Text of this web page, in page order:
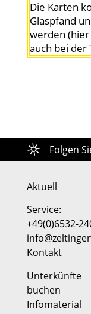
Glanz
für eine
Rachtig.
Folgen
Aktuell
Service:
+49(0)6532-
Kontakt
Unterkünfte
buchen
Infomaterial
Die Karten
Glaspfand
werden (hier
auch bei der